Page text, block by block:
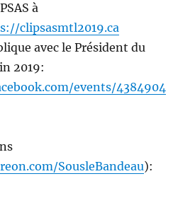
à
clipsasmtl2019.ca
avec le Président du
2019:
events/4384904
SousleBandeau):